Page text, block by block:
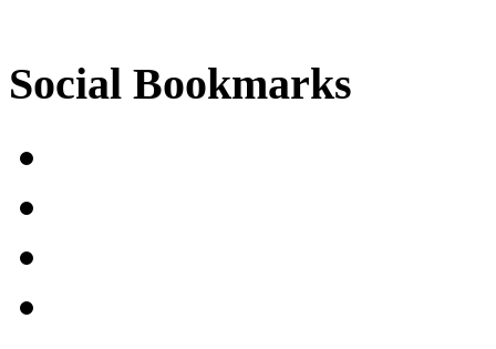
Social Bookmarks